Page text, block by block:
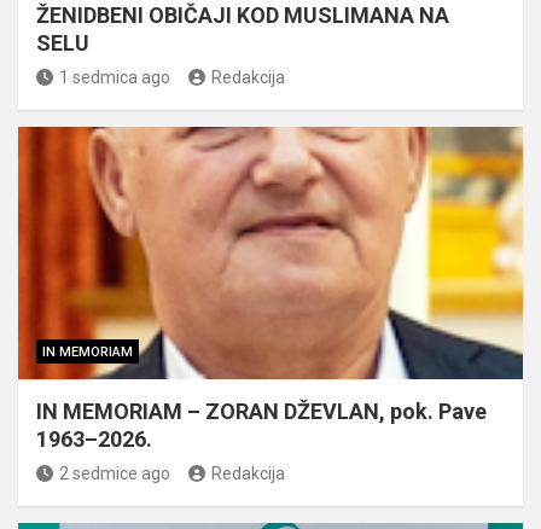
ŽENIDBENI OBIČAJI KOD MUSLIMANA NA
SELU
1 sedmica ago Redakcija
IN MEMORIAM
IN MEMORIAM – ZORAN DŽEVLAN, pok. Pave
1963–2026.
2 sedmice ago Redakcija